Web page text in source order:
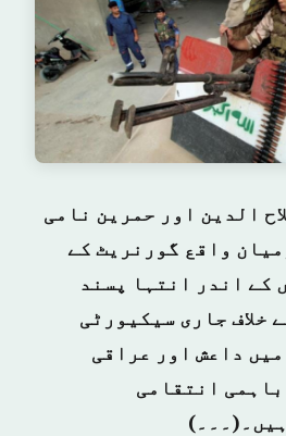
الدین اور حمرین نامی
واقع گورنریٹ کے
کے اندر انتہا پسند
خلاف جاری سیکیورٹی
میں داعش اور عراقی
انتقامی